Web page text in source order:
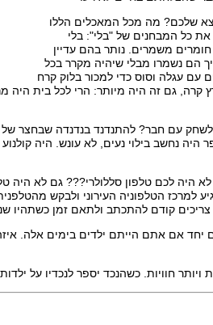
שלכם? מה מכל המאכלים הללו
כל המבחנים של "בלי": בלי
חומרים משמרים. נותר בהם עדיין
הם נשמרו מבלי שיהיה מקרר בכל
עגלה וסוס כדי למכור בלוק קרח
קרה, גם זה היה מיותר: הרי לכל בית
עם חבר? להתנדנד בנדנדה שבחצר של
היה נחשב בילוי נעים, לא עונש. היה
לכם טלפון סללולרי??? גם לא היה
למרכז הטלפוניה העירוני ולבקש
קודם להתכתב ולתאם זמן כשתהיו
יחד אם אתם הייתם ילדים בימים אלה.
ויותר חוויות. כשהנכד יספר לנכדיו על